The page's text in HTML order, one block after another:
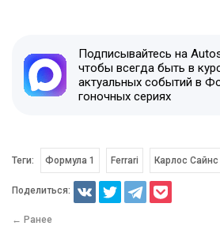
Подписывайтесь на
чтобы всегда быть в
актуальных событий в
гоночных сериях
Теги: Формула 1 Ferrari Карлос Сайнс
Поделиться:
← Ранее